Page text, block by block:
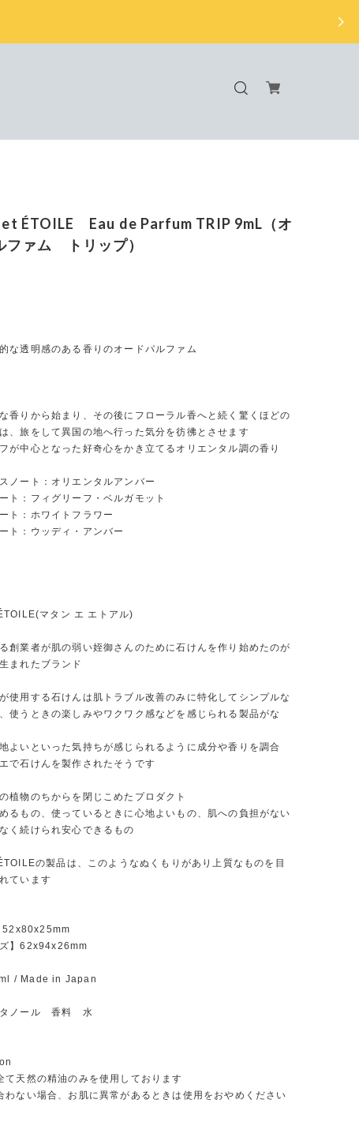
ÉTOILE Eau de Parfum TRIP 9mL（オ
ファム トリップ）
な透明感のある香りのオードパルファム
香りから始まり、その後にフローラル香へと続く驚くほどの
、旅をして異国の地へ行った気分を彷彿とさせます
が中心となった好奇心をかき立てるオリエンタル調の香り
ノート：オリエンタルアンバー
ト：フィグリーフ・ベルガモット
ト：ホワイトフラワー
ト：ウッディ・アンバー
マタン エ エトアル)
創業者が肌の弱い姪御さんのために石けんを作り始めたのが
まれたブランド
使用する石けんは肌トラブル改善のみに特化してシンプルな
使うときの楽しみやワクワク感などを感じられる製品がな
よいといった気持ちが感じられるように成分や香りを調合
で石けんを製作されたそうです
植物のちからを閉じこめたプロダクト
るもの、使っているときに心地よいもの、肌への負担がない
く続けられ安心できるもの
の製品は、このようなぬくもりがあり上質なものを目
ています
52x80x25mm
ズ】62x94x26mm
/ Made in Japan
タノール 香料 水
天然の精油のみを使用しております
ない場合、お肌に異常があるときは使用をおやめください